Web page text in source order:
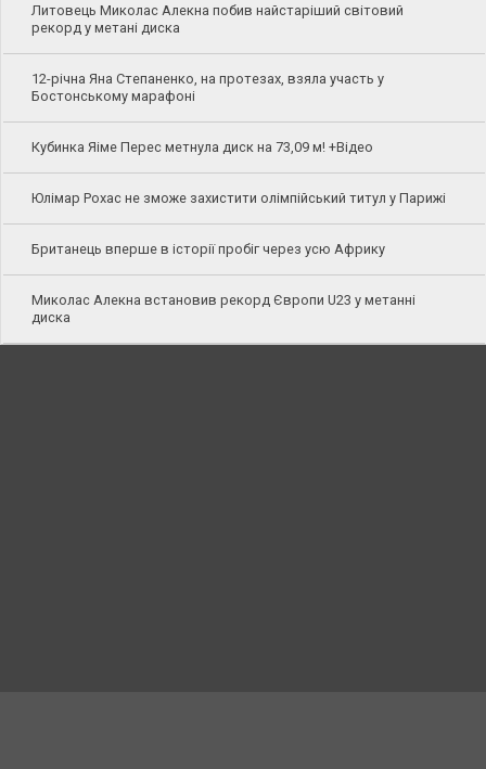
Литовець Миколас Алекна побив найстаріший світовий
рекорд у метані диска
12-річна Яна Степаненко, на протезах, взяла участь у
Бостонському марафоні
Кубинка Яіме Перес метнула диск на 73,09 м! +Відео
Юлімар Рохас не зможе захистити олімпійський титул у Парижі
Британець вперше в історії пробіг через усю Африку
Миколас Алекна встановив рекорд Європи U23 у метанні
диска